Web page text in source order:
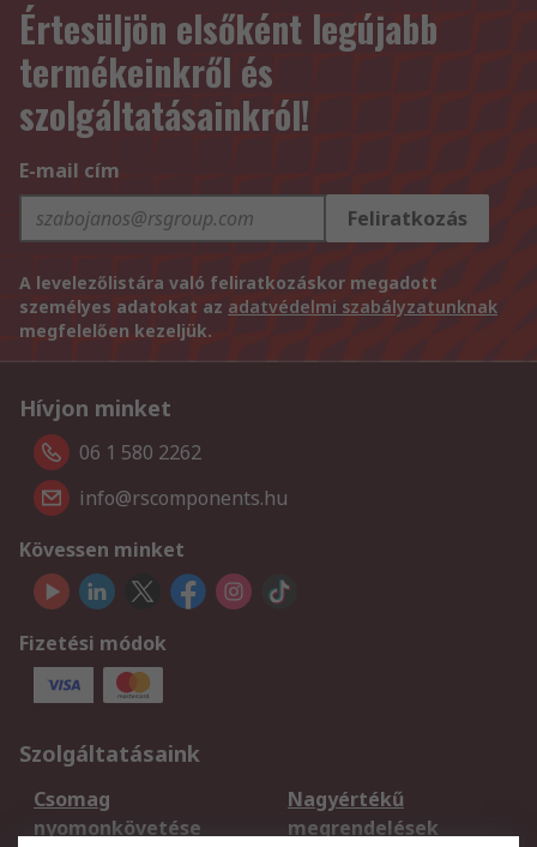
Értesüljön elsőként legújabb
termékeinkről és
szolgáltatásainkról!
E-mail cím
Feliratkozás
A levelezőlistára való feliratkozáskor megadott
személyes adatokat az adatvédelmi szabályzatunknak
megfelelően kezeljük.
Hívjon minket
06 1 580 2262
info@rscomponents.hu
Kövessen minket
Fizetési módok
Szolgáltatásaink
Csomag
nyomonkövetése
Nagyértékű
megrendelések